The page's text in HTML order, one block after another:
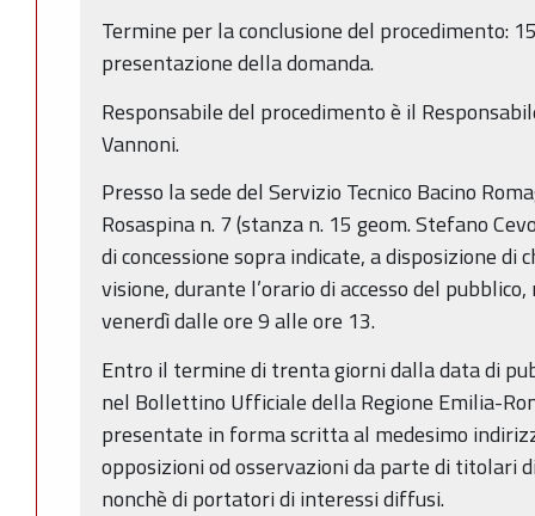
Termine per la conclusione del procedimento:
presentazione della domanda.
Responsabile del procedimento è il
Vannoni.
Presso la sede del Servizio Tecnico Bacino
Rosaspina n. 7 (stanza n. 15 geom. Stefano
di concessione sopra indicate, a disposizione di
visione, durante l’orario di accesso del
venerdì dalle ore 9 alle ore 13.
Entro il termine di trenta giorni dalla data di
nel Bollettino Ufficiale della Regione Emilia-
presentate in forma scritta al medesimo
opposizioni od osservazioni da parte di titolari
nonchè di portatori di interessi diffusi.